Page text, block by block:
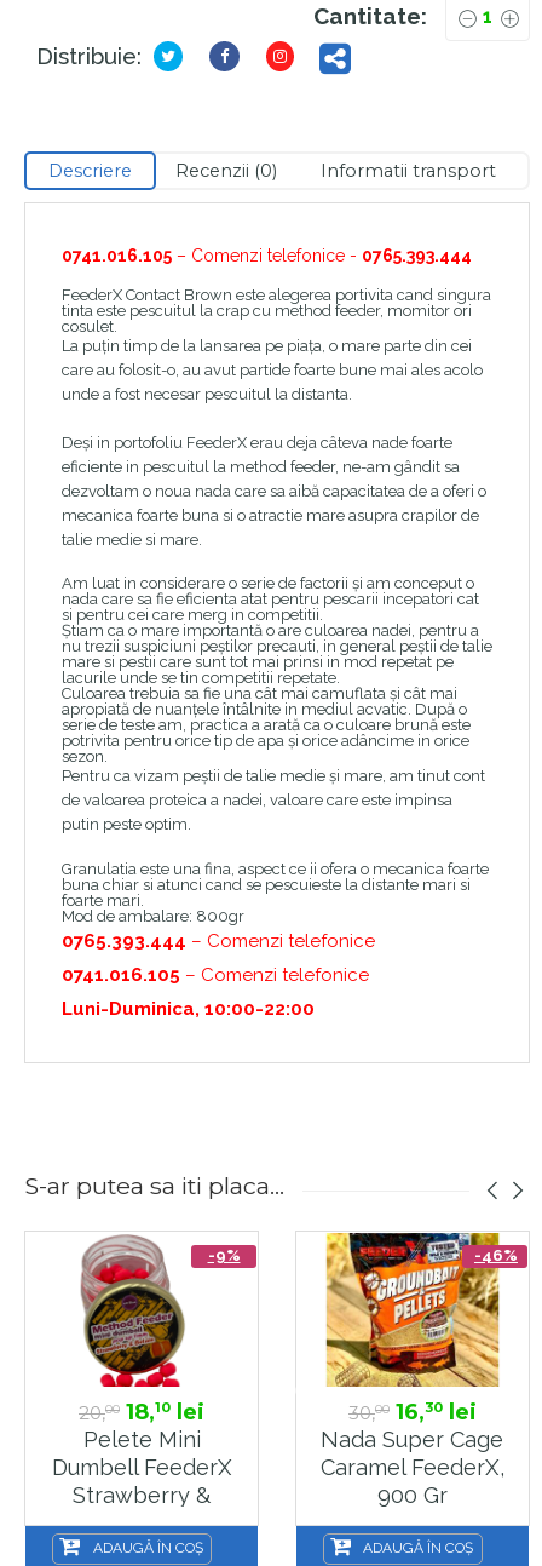
Cantitate:
Distribuie:
Descriere Recenzii (0) Informatii transport
0741.016.105 – Comenzi telefonice - 0765.393.444
FeederX Contact Brown este alegerea portivita cand singura
tinta este pescuitul la crap cu method feeder, momitor ori
cosulet.
La puțin timp de la lansarea pe piața, o mare parte din cei
care au folosit-o, au avut partide foarte bune mai ales acolo
unde a fost necesar pescuitul la distanta.
Deși in portofoliu FeederX erau deja câteva nade foarte
eficiente in pescuitul la method feeder, ne-am gândit sa
dezvoltam o noua nada care sa aibă capacitatea de a oferi o
mecanica foarte buna si o atractie mare asupra crapilor de
talie medie si mare.
Am luat in considerare o serie de factorii și am conceput o
nada care sa fie eficienta atat pentru pescarii incepatori cat
si pentru cei care merg in competitii.
Știam ca o mare importantă o are culoarea nadei, pentru a
nu trezii suspiciuni peștilor precauti, in general peștii de talie
mare si pestii care sunt tot mai prinsi in mod repetat pe
lacurile unde se tin competitii repetate.
Culoarea trebuia sa fie una cât mai camuflata și cât mai
apropiată de nuanțele întâlnite in mediul acvatic. După o
serie de teste am, practica a arată ca o culoare brună este
potrivita pentru orice tip de apa și orice adâncime in orice
sezon.
Pentru ca vizam peștii de talie medie și mare, am tinut cont
de valoarea proteica a nadei, valoare care este impinsa
putin peste optim.
Granulatia este una fina, aspect ce ii ofera o mecanica foarte
buna chiar si atunci cand se pescuieste la distante mari si
foarte mari.
Mod de ambalare: 800gr
0765.393.444 – Comenzi telefonice
0741.016.105 – Comenzi telefonice
Luni-Duminica, 10:00-22:00
S-ar putea sa iti placa...
-9%
20,00 18,10 lei
Pelete Mini
Dumbell FeederX
Strawberry &
Betain Roz 5x7mm,
10g
ADAUGĂ ÎN COȘ
-46%
30,00 16,30lei
Nada Super Cage
Caramel FeederX,
900 Gr
ADAUGĂ ÎN COȘ